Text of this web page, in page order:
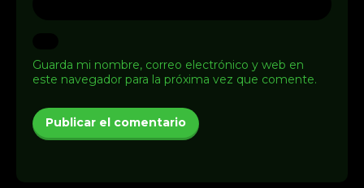
Guarda mi nombre, correo electrónico y web en
este navegador para la próxima vez que comente.